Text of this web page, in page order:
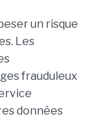
un risque
Les
frauduleux
données